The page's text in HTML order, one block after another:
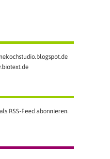
RSS-Feed abonnieren.